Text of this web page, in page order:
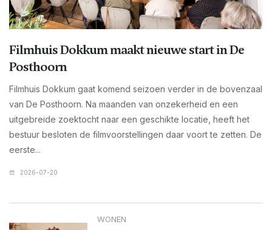
Filmhuis Dokkum maakt nieuwe start in De
Posthoorn
Filmhuis Dokkum gaat komend seizoen verder in de bovenzaal
van De Posthoorn. Na maanden van onzekerheid en een
uitgebreide zoektocht naar een geschikte locatie, heeft het
bestuur besloten de filmvoorstellingen daar voort te zetten. De
eerste...
2026-07-20
WONEN